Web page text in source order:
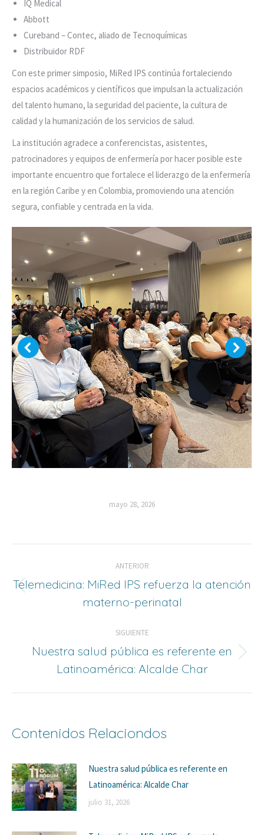
IQ Medical
Abbott
Cureband – Contec, aliado de Tecnoquímicas
Distribuidor RDF
Con este primer simposio, MiRed IPS continúa fortaleciendo
espacios académicos y científicos que impulsan la actualización
del talento humano, la seguridad del paciente, la cultura de
calidad y la humanización de los servicios de salud.
La institución agradece a conferencistas, asistentes,
patrocinadores y equipos de enfermería por hacer posible este
importante encuentro que fortalece el liderazgo de la enfermería
en la región Caribe y en Colombia, promoviendo una atención
segura, confiable y centrada en la vida.
mayo 28, 2026
de
entradas
ANTERIOR
Entrada
anterior:
Telemedicina: MiRed IPS refuerza la atención
materno-perinatal
SIGUIENTE
Siguiente
entrada:
Nuestra salud pública es referente en
Latinoamérica: Alcalde Char
Contenidos Relaciondos
Nuestra salud pública es referente en
Latinoamérica: Alcalde Char
julio 31, 2026